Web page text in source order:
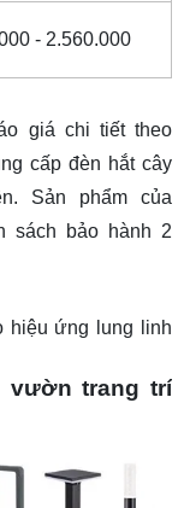
ngoài trời
- 2.560.000
giá chi tiết theo
cấp đèn hắt cây
Sản phẩm của
sách bảo hành 2
hiệu ứng lung linh
vườn trang trí